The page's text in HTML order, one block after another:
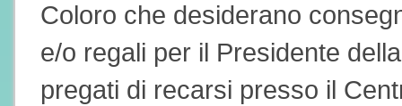
Coloro che desiderano
e/o regali per il Presidente
pregati di recarsi presso il